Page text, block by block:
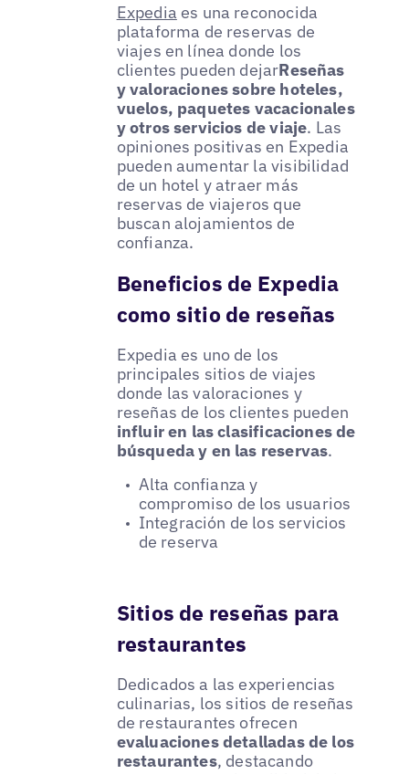
Expedia es una reconocida
plataforma de reservas de
viajes en línea donde los
clientes pueden dejarReseñas
y valoraciones sobre hoteles,
vuelos, paquetes vacacionales
y otros servicios de viaje. Las
opiniones positivas en Expedia
pueden aumentar la visibilidad
de un hotel y atraer más
reservas de viajeros que
buscan alojamientos de
confianza.
Beneficios de Expedia
como sitio de reseñas
Expedia es uno de los
principales sitios de viajes
donde las valoraciones y
reseñas de los clientes pueden
influir en las clasificaciones de
búsqueda y en las reservas.
Alta confianza y
compromiso de los usuarios
Integración de los servicios
de reserva
Sitios de reseñas para
restaurantes
Dedicados a las experiencias
culinarias, los sitios de reseñas
de restaurantes ofrecen
evaluaciones detalladas de los
restaurantes, destacando